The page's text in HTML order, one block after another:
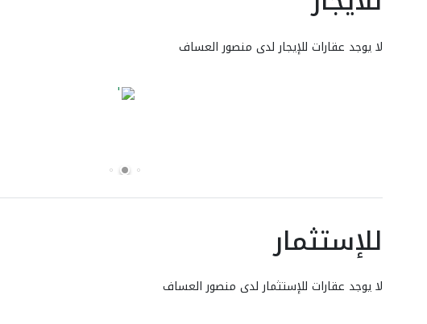
لا يوجد عقارات للإيجار لدى منصور العساف
للإستثمار
لا يوجد عقارات للإستثمار لدى منصور العساف